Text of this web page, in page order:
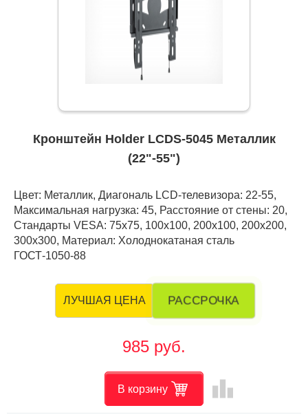
Кронштейн Holder LCDS-5045 Металлик
(22"-55")
Цвет: Металлик, Диагональ LCD-телевизора: 22-55,
Максимальная нагрузка: 45, Расстояние от стены: 20,
Стандарты VESA: 75x75, 100x100, 200x100, 200x200,
300x300, Материал: Холоднокатаная сталь
ГОСТ-1050-88
ЛУЧШАЯ ЦЕНА РАССРОЧКА
985 руб.
В корзину leaderboard